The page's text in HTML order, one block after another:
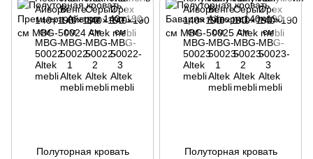
Полуторная кровать
Полуторная кровать